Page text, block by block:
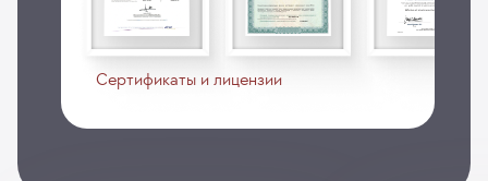
Сертификаты и лицензии